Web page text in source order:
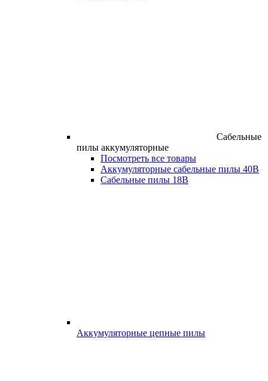
Сабельные
пилы аккумуляторные
Посмотреть все товары
Аккумуляторные сабельные пилы 40В
Сабельные пилы 18В
Аккумуляторные цепные пилы